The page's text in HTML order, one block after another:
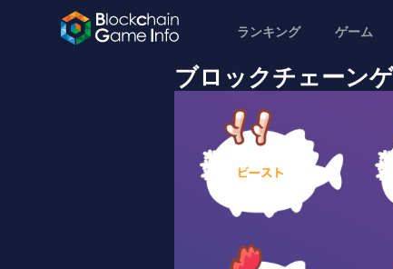
ランキング ゲーム
ブロックチェーン